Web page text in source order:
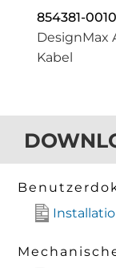
854381-0010
DesignMax
Kabel